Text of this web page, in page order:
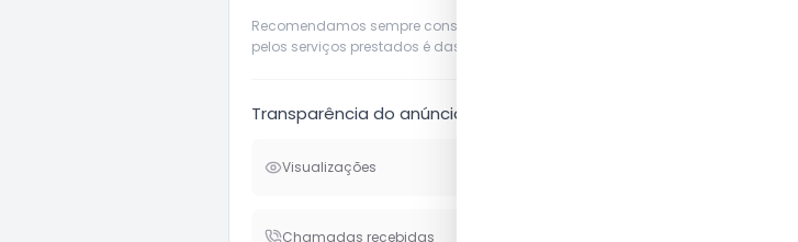
Recomendamos sempre considerar o vídeo de verificação ao escolher. Evite
pelos serviços prestados é das próprias anunciantes.
Transparência do anúncio
Visualizações
Chamadas recebidas